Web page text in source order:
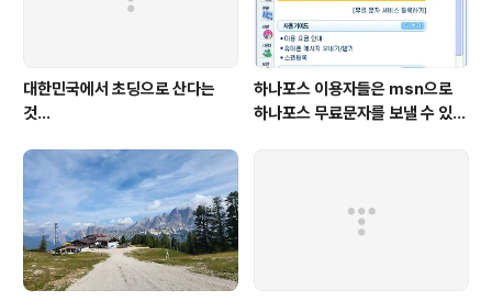
대한민국에서 초딩으로 산다는
것...
하나포스 이용자들은 msn으로
하나포스 무료문자를 보낼 수 있게